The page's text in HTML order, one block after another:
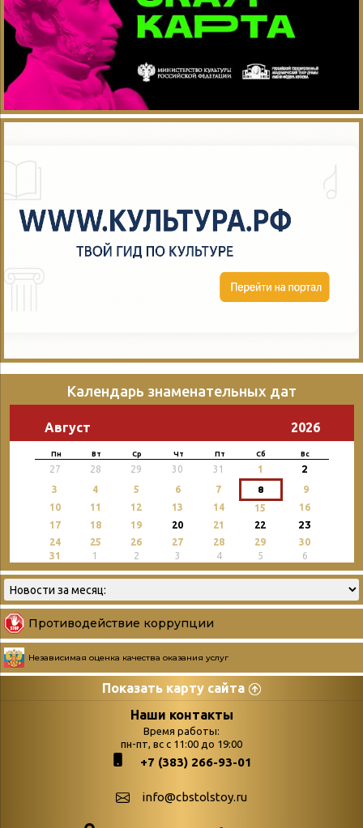
Календарь знаменательных дат
Август 2026
Пн Вт Ср Чт Пт Сб Вс
27 28 29 30 31 1 2
3 4 5 6 7 8
9
10
11 12 13 14 15
16
17
18 19 20 21 22 23
24 25 26 27 28 29
30
31
1 2 3 4 5 6
Противодействие коррупции
Независимая оценка качества оказания услуг
Показать карту сайта
Страницы
podvedenie-itogov-festivalya-
paskhalnaya-palitra
поступлений
Война. Народ.
Наши контакты
Время работы:
пн-пт, вс с 11:00 до 19:00
+7 (383) 266-93-01
info@cbstolstoy.ru